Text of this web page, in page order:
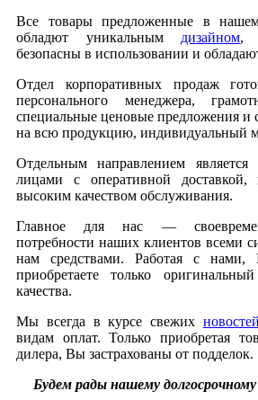
Все товары предложенные в нашем
обладют уникальным дизайном,
безопасны в использовании и
Отдел корпоративных продаж
персонального менеджера,
специальные ценовые предложения и
на всю продукцию, индивидуальный
Отдельным направлением
лицами с оперативной
высоким качеством обслуживания.
Главное для нас —
потребности наших клиентов всеми
нам средствами. Работая с нами,
приобретаете только
качества.
Мы всегда в курсе свежих новостей
видам оплат. Только приобретая
дилера, Вы застрахованы от подделок.
Будем рады нашему